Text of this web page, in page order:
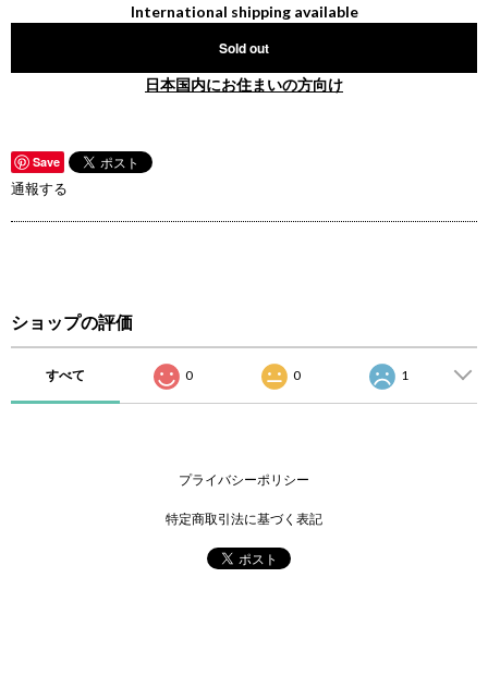
International shipping available
Sold out
日本国内にお住まいの方向け
Save
通報する
ショップの評価
すべて 0 0 1
プライバシーポリシー
特定商取引法に基づく表記